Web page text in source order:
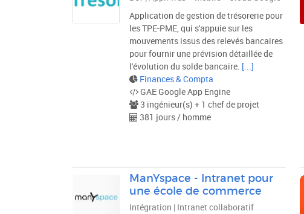
Application de gestion de trésorerie pour
les TPE-PME, qui s'appuie sur les
mouvements issus des relevés bancaires
pour fournir une prévision détaillée de
l'évolution du solde bancaire. [...]
Finances & Compta
GAE Google App Engine
3 ingénieur(s) + 1 chef de projet
381 jours / homme
ManYspace - Intranet pour
une école de commerce
Intégration | Intranet collaboratif